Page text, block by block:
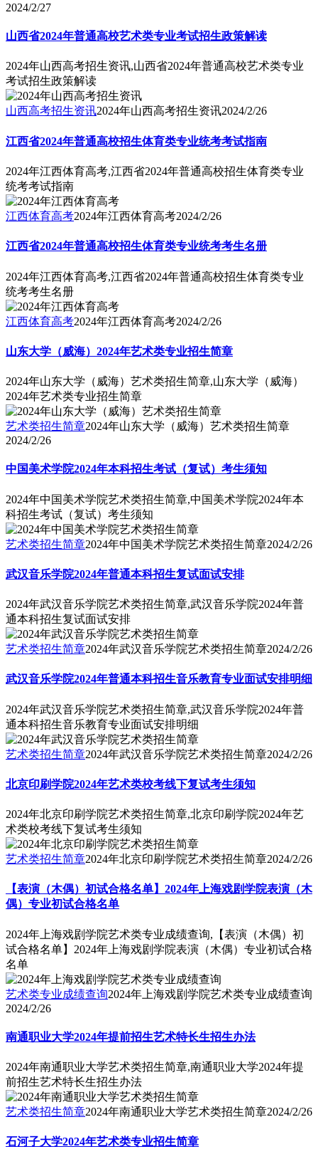
2024/2/27
山西省2024年普通高校艺术类专业考试招生政策解读
2024年山西高考招生资讯,山西省2024年普通高校艺术类专业
考试招生政策解读
山西高考招生资讯2024年山西高考招生资讯2024/2/26
江西省2024年普通高校招生体育类专业统考考试指南
2024年江西体育高考,江西省2024年普通高校招生体育类专业
统考考试指南
江西体育高考2024年江西体育高考2024/2/26
江西省2024年普通高校招生体育类专业统考考生名册
2024年江西体育高考,江西省2024年普通高校招生体育类专业
统考考生名册
江西体育高考2024年江西体育高考2024/2/26
山东大学（威海）2024年艺术类专业招生简章
2024年山东大学（威海）艺术类招生简章,山东大学（威海）
2024年艺术类专业招生简章
艺术类招生简章2024年山东大学（威海）艺术类招生简章
2024/2/26
中国美术学院2024年本科招生考试（复试）考生须知
2024年中国美术学院艺术类招生简章,中国美术学院2024年本
科招生考试（复试）考生须知
艺术类招生简章2024年中国美术学院艺术类招生简章2024/2/26
武汉音乐学院2024年普通本科招生复试面试安排
2024年武汉音乐学院艺术类招生简章,武汉音乐学院2024年普
通本科招生复试面试安排
艺术类招生简章2024年武汉音乐学院艺术类招生简章2024/2/26
武汉音乐学院2024年普通本科招生音乐教育专业面试安排明细
2024年武汉音乐学院艺术类招生简章,武汉音乐学院2024年普
通本科招生音乐教育专业面试安排明细
艺术类招生简章2024年武汉音乐学院艺术类招生简章2024/2/26
北京印刷学院2024年艺术类校考线下复试考生须知
2024年北京印刷学院艺术类招生简章,北京印刷学院2024年艺
术类校考线下复试考生须知
艺术类招生简章2024年北京印刷学院艺术类招生简章2024/2/26
【表演（木偶）初试合格名单】2024年上海戏剧学院表演（木
偶）专业初试合格名单
2024年上海戏剧学院艺术类专业成绩查询,【表演（木偶）初
试合格名单】2024年上海戏剧学院表演（木偶）专业初试合格
名单
艺术类专业成绩查询2024年上海戏剧学院艺术类专业成绩查询
2024/2/26
南通职业大学2024年提前招生艺术特长生招生办法
2024年南通职业大学艺术类招生简章,南通职业大学2024年提
前招生艺术特长生招生办法
艺术类招生简章2024年南通职业大学艺术类招生简章2024/2/26
石河子大学2024年艺术类专业招生简章